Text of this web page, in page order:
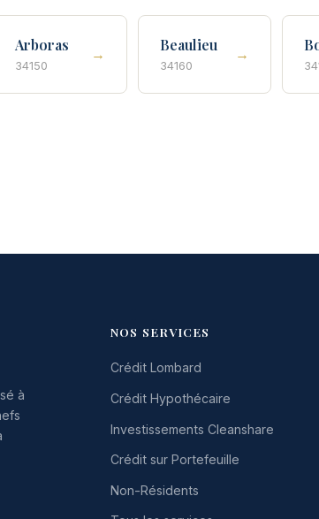
Arboras
34150
→
Beaulieu
34160
→
à
NOS SERVICES
Crédit Lombard
Crédit Hypothécaire
Investissements Cleanshare
Crédit sur Portefeuille
Non-Résidents